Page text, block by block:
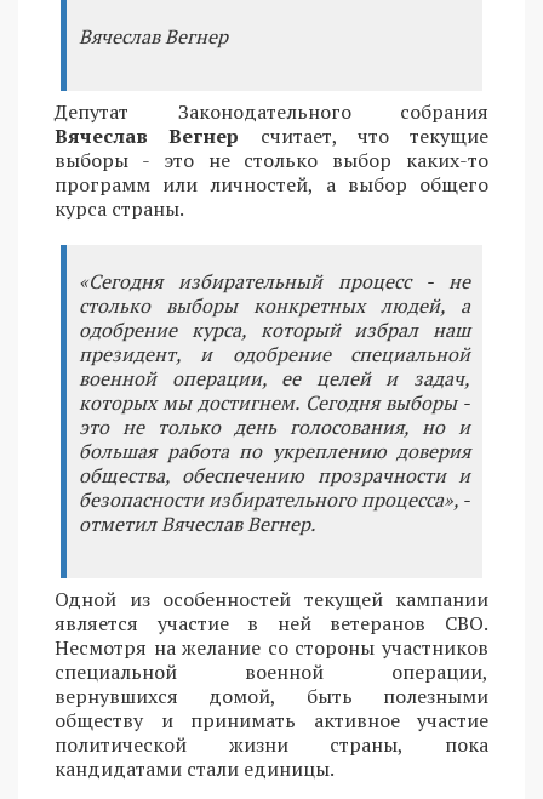
Вячеслав Вегнер
Депутат Законодательного собрания
Вячеслав Вегнер считает, что текущие
выборы - это не столько выбор каких-то
программ или личностей, а выбор общего
курса страны.
«Сегодня избирательный процесс - не
столько выборы конкретных людей, а
одобрение курса, который избрал наш
президент, и одобрение специальной
военной операции, ее целей и задач,
которых мы достигнем. Сегодня выборы -
это не только день голосования, но и
большая работа по укреплению доверия
общества, обеспечению прозрачности и
безопасности избирательного процесса», -
отметил Вячеслав Вегнер.
Одной из особенностей текущей кампании
является участие в ней ветеранов СВО.
Несмотря на желание со стороны участников
специальной военной операции,
вернувшихся домой, быть полезными
обществу и принимать активное участие
политической жизни страны, пока
кандидатами стали единицы.